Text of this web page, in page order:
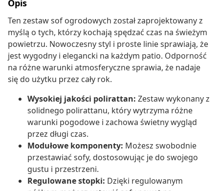
Opis
Ten zestaw sof ogrodowych został zaprojektowany z
myślą o tych, którzy kochają spędzać czas na świeżym
powietrzu. Nowoczesny styl i proste linie sprawiają, że
jest wygodny i elegancki na każdym patio. Odporność
na różne warunki atmosferyczne sprawia, że nadaje
się do użytku przez cały rok.
Wysokiej jakości polirattan: Zestaw wykonany z
solidnego polirattanu, który wytrzyma różne
warunki pogodowe i zachowa świetny wygląd
przez długi czas.
Modułowe komponenty: Możesz swobodnie
przestawiać sofy, dostosowując je do swojego
gustu i przestrzeni.
Regulowane stopki: Dzięki regulowanym